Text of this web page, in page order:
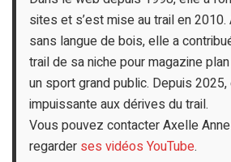
sites et s’est mise au trail en
sans langue de bois, elle a
trail de sa niche pour magazine
un sport grand public. Depuis
impuissante aux dérives du trail.
Vous pouvez contacter Axelle
regarder ses vidéos YouTube.